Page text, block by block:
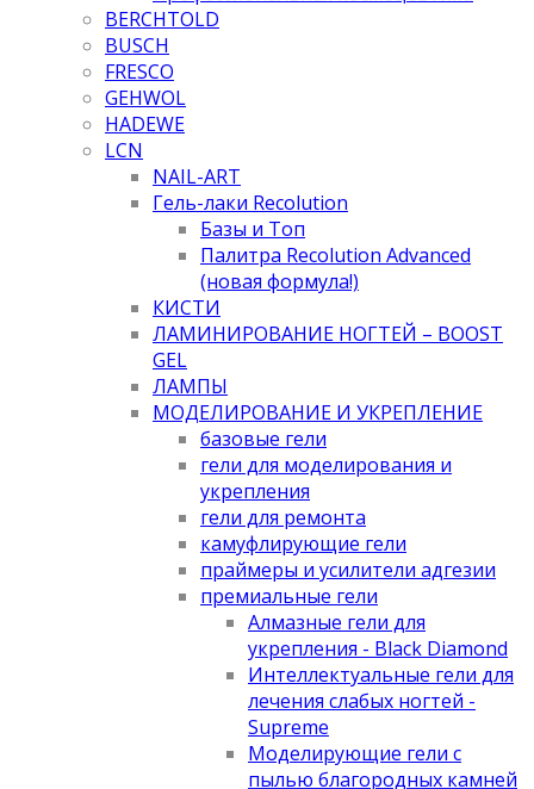
BERCHTOLD
BUSCH
FRESCO
GEHWOL
HADEWE
LCN
NAIL-ART
Гель-лаки Recolution
Базы и Топ
Палитра Recolution Advanced
(новая формула!)
КИСТИ
ЛАМИНИРОВАНИЕ НОГТЕЙ – BOOST
GEL
ЛАМПЫ
МОДЕЛИРОВАНИЕ И УКРЕПЛЕНИЕ
базовые гели
гели для моделирования и
укрепления
гели для ремонта
камуфлирующие гели
праймеры и усилители адгезии
премиальные гели
Алмазные гели для
укрепления - Black Diamond
Интеллектуальные гели для
лечения слабых ногтей -
Supreme
Моделирующие гели с
пылью благородных камней